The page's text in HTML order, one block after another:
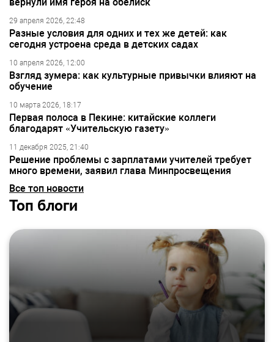
29 апреля 2026, 22:48
Разные условия для одних и тех же детей: как
сегодня устроена среда в детских садах
10 апреля 2026, 12:00
Взгляд зумера: как культурные привычки влияют на
обучение
10 марта 2026, 18:17
Первая полоса в Пекине: китайские коллеги
благодарят «Учительскую газету»
11 декабря 2025, 21:40
Решение проблемы с зарплатами учителей требует
много времени, заявил глава Минпросвещения
Все топ новости
Топ блоги